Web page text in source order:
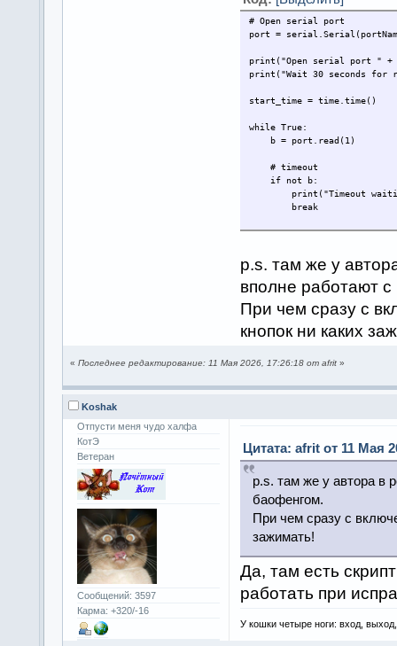
# Open serial port
port =
print("Open serial port " +
print("Wait 30 seconds for
start_time = time.time()
while True:
b = port.read(1)
# timeout
if not b:
print("Timeout
break
if b[0] ==
if requestDataPos ==
print("Request
else:
requestDataPos = 0
if time.time() -
break
time.sleep(0.05)
// Главное различие:
// port.timeout = 30 —
// отдельная проверка
// Сейчас у вас цикл
p.s. там же у
вполне работают
При чем сразу с
кнопок ни каких
« Последнее редактирование: 11 Мая 2026, 17:26:18 от afrit »
Koshak
Отпусти меня чудо халфа
КотЭ
Ветеран
Сообщений: 3597
Карма: +320/-16
Цитата: afrit от 11 Мая
p.s. там же у автора в
баофенгом.
При чем сразу с
зажимать!
Да, там есть
работать при
У кошки четыре ноги: вход,